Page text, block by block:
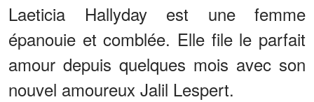
Laeticia Hallyday est une femme
épanouie et comblée. Elle file le parfait
amour depuis quelques mois avec son
nouvel amoureux Jalil Lespert.